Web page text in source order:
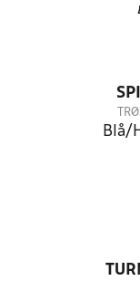
Blå/